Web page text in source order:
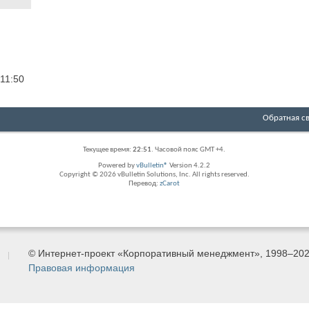
11:50
Обратная
Текущее время: 22:51. Часовой пояс GMT +4.
Powered byvBulletin® Version 4.2.2
Copyright © 2026 vBulletin Solutions, Inc. All rights reserved.
Перевод: zCarot
© Интернет-проект «Корпоративный менеджмент»,
Правовая информация